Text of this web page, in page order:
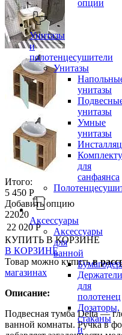
опции
Унитазы
и
полотенцесушители
Унитазы
унитазы
унитазы
Умные
унитазы
для
санфаянса
Аксессуары
Аксессуары
для
ванной
Держатели
для
полотенец
Дозаторы,
стаканы
и
Итого:
5 450 Р
Добавить опцию
22020
22 020 Р
КУПИТЬ В КОРЗИНЕ
В КОРЗИНЕ
Товар можно купитьв
магазинах
Описание:
Подвесная тумба Delta —
ванной комнаты. Ручка в